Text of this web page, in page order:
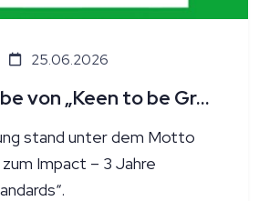
25.06.2026
Neue Ausgabe von „Keen to be Green“
stand unter dem Motto
zum Impact – 3 Jahre